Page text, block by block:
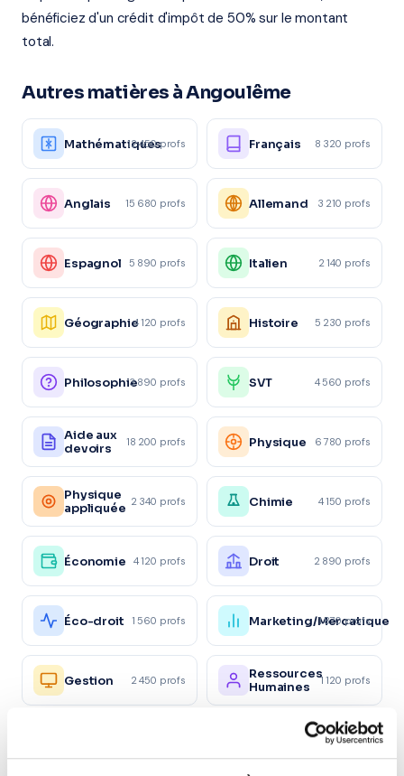
bénéficiez d'un crédit d'impôt de 50% sur le montant
total.
Autres matières à Angoulême
Mathématiques
12 450 profs Français 8 320 profs
Anglais 15 680 profs Allemand 3 210 profs
Espagnol 5 890 profs Italien 2 140 profs
Géographie4 120 profs Histoire 5 230 profs
Philosophie3 890 profs SVT 4 560 profs
Aide aux
devoirs
18 200 profs Physique 6 780 profs
Physique
appliquée 2 340 profs Chimie 4 150 profs
Économie 4 120 profs Droit 2 890 profs
Éco-droit 1 560 profs Marketing/Mercatique
1 870 profs
Gestion 2 450 profs
Ressources
Humaines
1 120 profs
sociale
et sociales
870 profs